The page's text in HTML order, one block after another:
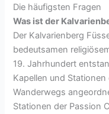
Die häufigsten Fragen
Was ist der
Der Kalvarienberg
bedeutsamen
19. Jahrhundert
Kapellen und
Wanderwegs
Stationen der Passion